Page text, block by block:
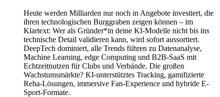
Heute werden Milliarden nur noch in Angebote investiert, die
ihren technologischen Burggraben zeigen können – im
Klartext: Wer als Gründer*in deine KI-Modelle nicht bis ins
technische Detail validieren kann, wird sofort aussortiert.
DeepTech dominiert, alle Trends führen zu Datenanalyse,
Machine Learning, edge Computing und B2B-SaaS mit
Echtzeitnutzen für Clubs und Verbände. Die großen
Wachstumsmärkte? KI-unterstütztes Tracking, gamifizierte
Reha-Lösungen, immersive Fan-Experience und hybride E-
Sport-Formate.